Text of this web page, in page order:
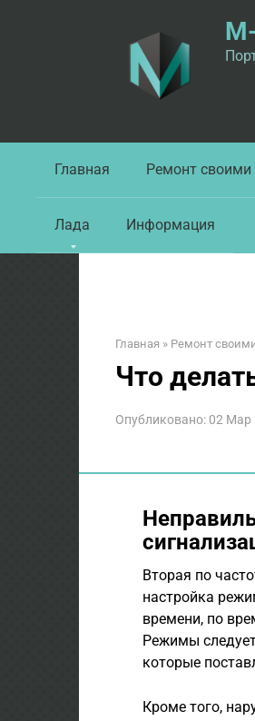
Главная Ремонт своими
Лада Информация
Главная » Ремонт
Что
Опубликовано: 02 Мар
Вторая по
настройка
времени, по
Режимы
которые
Кроме того,